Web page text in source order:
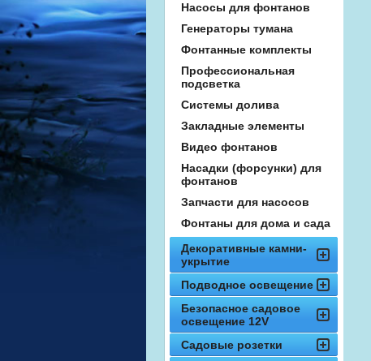
Насосы для фонтанов
Генераторы тумана
Фонтанные комплекты
Профессиональная
подсветка
Системы долива
Закладные элементы
Видео фонтанов
Насадки (форсунки) для
фонтанов
Запчасти для насосов
Фонтаны для дома и сада
Декоративные камни-
укрытие
Подводное освещение
Безопасное садовое
освещение 12V
Садовые розетки